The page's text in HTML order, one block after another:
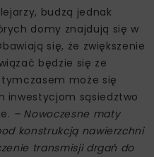
budzą jednak
domy znajdują się w
się, że zwiększenie
będzie się ze
może się
inwestycjom sąsiedztwo
– Nowoczesne maty
konstrukcją nawierzchni
transmisji drgań do